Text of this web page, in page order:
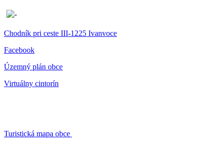
Chodník pri ceste III-1225 Ivanvoce
Facebook
Územný plán obce
Virtuálny cintorín
Turistická mapa obce